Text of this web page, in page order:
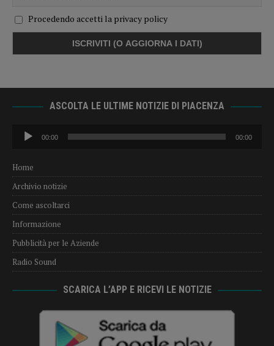
Procedendo accetti la privacy policy
ASCOLTA LE ULTIME NOTIZIE DI PIACENZA
Audio
Player
00:00 00:00
Home
Archivio notizie
Come ascoltarci
Informazione
Pubblicità per le Aziende
Radio Sound
SCARICA L’APP E RICEVI LE NOTIZIE